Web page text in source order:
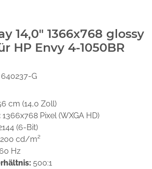
14,0" 1366x768 glossy
HP Envy 4-1050BR
640237-G
cm (14,0 Zoll)
1366x768 Pixel (WXGA HD)
(6-Bit)
200 cd/m²
Hz
500:1